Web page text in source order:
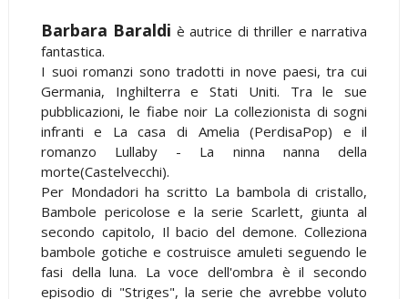
Barbara Baraldi è autrice di thriller e narrativa
fantastica.
I suoi romanzi sono tradotti in nove paesi, tra cui
Germania, Inghilterra e Stati Uniti. Tra le sue
pubblicazioni, le fiabe noir La collezionista di sogni
infranti e La casa di Amelia (PerdisaPop) e il
romanzo Lullaby - La ninna nanna della
morte(Castelvecchi).
Per Mondadori ha scritto La bambola di cristallo,
Bambole pericolose e la serie Scarlett, giunta al
secondo capitolo, Il bacio del demone. Colleziona
bambole gotiche e costruisce amuleti seguendo le
fasi della luna. La voce dell'ombra è il secondo
episodio di "Striges", la serie che avrebbe voluto